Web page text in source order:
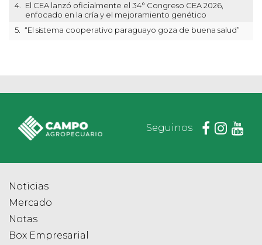
4.
El CEA lanzó oficialmente el 34° Congreso CEA 2026,
enfocado en la cría y el mejoramiento genético
5.
“El sistema cooperativo paraguayo goza de buena salud”
Seguinos
Noticias
Mercado
Notas
Box Empresarial